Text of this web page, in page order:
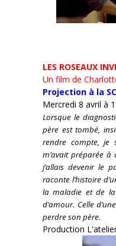
LES ROSEAUX
Un film de
Projection à la
Mercredi 8 avril à
Lorsque le
père est tombé,
rendre compte, je
m’avait préparée à
j’allais devenir le
raconte l’histoire
la maladie et de
d’amour. Celle
perdre son père.
Production